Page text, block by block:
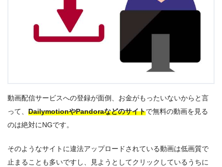
動画配信サービスへの登録が面倒、お金がもったいないからと言
って、 DailymotionやPandoraなどのサイトで無料の動画を見る
のは絶対にNGです。
そのようなサイトに違法アップロードされている動画は低画質で
止まることも多いですし、見ようとしてクリックしているうちに